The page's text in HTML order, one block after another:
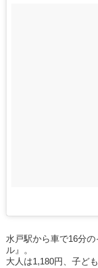
水戸駅から車で16分
ル』。
大人は1,180円、子ど